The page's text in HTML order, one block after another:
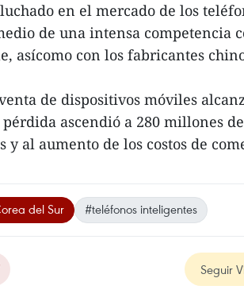
en el mercado de los
de una intensa competencia
asícomo con los fabricantes
de dispositivos móviles
ascendió a 280 millones
y al aumento de los costos de
del Sur #teléfonos inteligentes
Seguir